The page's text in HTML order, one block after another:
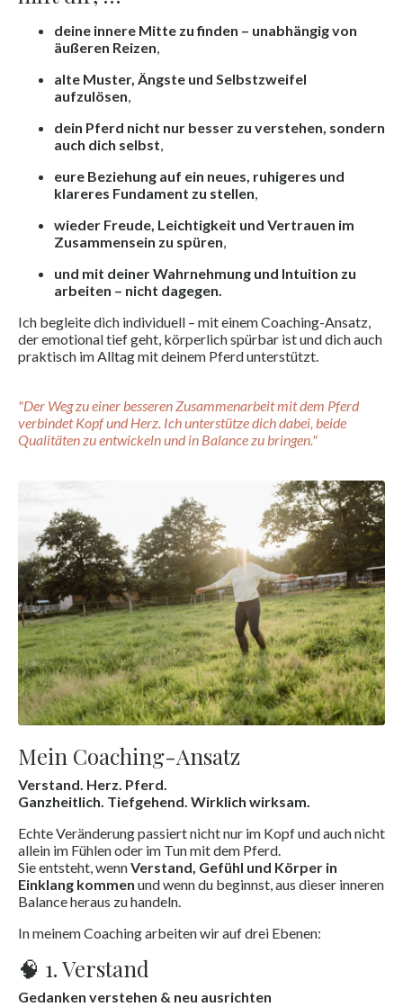
deine innere Mitte zu finden – unabhängig von
äußeren Reizen,
alte Muster, Ängste und Selbstzweifel
aufzulösen,
dein Pferd nicht nur besser zu verstehen, sondern
auch dich selbst,
eure Beziehung auf ein neues, ruhigeres und
klareres Fundament zu stellen,
wieder Freude, Leichtigkeit und Vertrauen im
Zusammensein zu spüren,
und mit deiner Wahrnehmung und Intuition zu
arbeiten – nicht dagegen.
Ich begleite dich individuell – mit einem Coaching-Ansatz,
der emotional tief geht, körperlich spürbar ist und dich auch
praktisch im Alltag mit deinem Pferd unterstützt.
"Der Weg zu einer besseren Zusammenarbeit mit dem Pferd
verbindet Kopf und Herz. Ich unterstütze dich dabei, beide
Qualitäten zu entwickeln und in Balance zu bringen."
Mein Coaching-Ansatz
Verstand. Herz. Pferd.
Ganzheitlich. Tiefgehend. Wirklich wirksam.
Echte Veränderung passiert nicht nur im Kopf und auch nicht
allein im Fühlen oder im Tun mit dem Pferd.
Sie entsteht, wennVerstand, Gefühl und Körper in
Einklang kommen und wenn du beginnst, aus dieser inneren
Balance heraus zu handeln.
In meinem Coaching arbeiten wir auf drei Ebenen:
🧠 1. Verstand
Gedanken verstehen & neu ausrichten